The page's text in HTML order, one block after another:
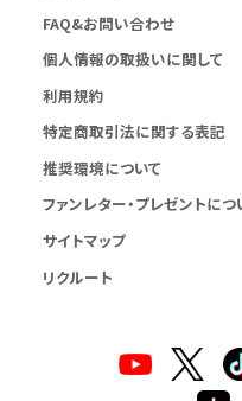
FAQ&お問い合わせ
個人情報の取扱いに関して
利用規約
特定商取引法に関する表記
推奨環境について
ファンレター・プレゼントにつ
サイトマップ
リクルート